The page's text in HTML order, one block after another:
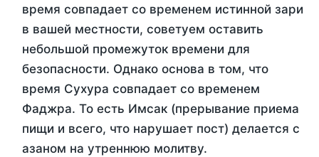
время совпадает со временем истинной зари
в вашей местности, советуем оставить
небольшой промежуток времени для
безопасности. Однако основа в том, что
время Сухура совпадает со временем
Фаджра. То есть Имсак (прерывание приема
пищи и всего, что нарушает пост) делается с
азаном на утреннюю молитву.